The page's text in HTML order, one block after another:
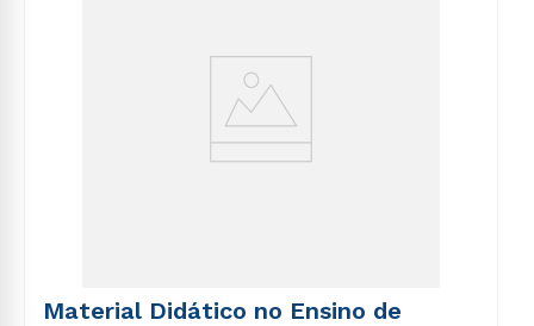
Material Didático no Ensino de